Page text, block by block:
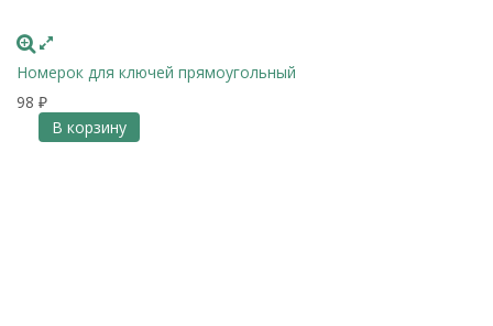
Номерок для ключей прямоугольный
98 ₽
В корзину